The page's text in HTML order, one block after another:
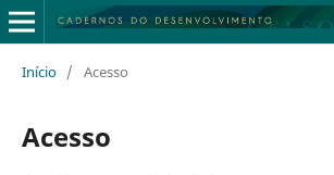
Início / Acesso
Acesso